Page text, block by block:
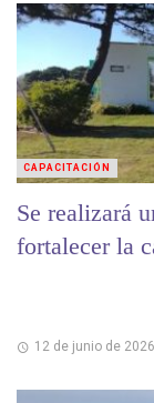
Se realizará
fortalecer la
12 de junio de 2026
CAPACITACIÓN